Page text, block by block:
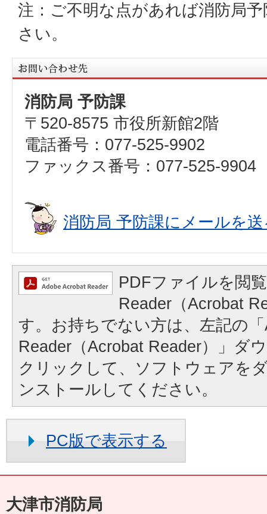
注：ご不明な点があれば消防局
さい。
消防局 予防課
〒520-8575 市役所新館2階
電話番号：077-525-9902
ファックス番号：077-525-9904
消防局 予防課にメールを
PDFファイルを閲
Reader（Acrobat
す。お持ちでない方は、左記の
Reader（Acrobat Reader）」ダ
クリックして、ソフトウェアを
ンストールしてください。
PC版で表示する
大津市消防局